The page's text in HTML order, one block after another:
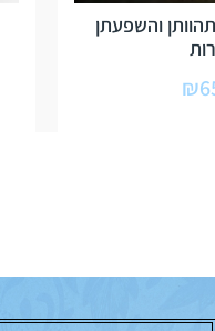
והשפעתן
₪